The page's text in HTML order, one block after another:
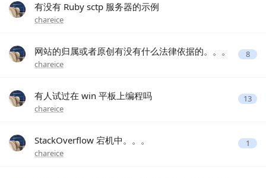
有没有 Ruby sctp 服务器的示例
chareice
网站的归属或者原创有没有什么法律依据的。。。
chareice
8
有人试过在 win 平板上编程吗
chareice
13
StackOverflow 宕机中。。。
chareice
1